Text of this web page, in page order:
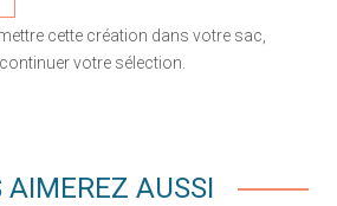
cette création dans votre sac,
votre sélection.
AIMEREZ AUSSI